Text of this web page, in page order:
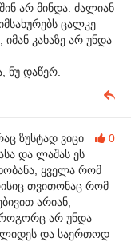
არ მინდა. ძალიან
ცალკე
კახაზე არ უნდა
ნუ დაწერ.
0
ზუსტად ვიცი
და ლაშას ეს
ყველა რომ
თვითონაც რომ
არიან,
როგორც არ უნდა
და საერთოდ